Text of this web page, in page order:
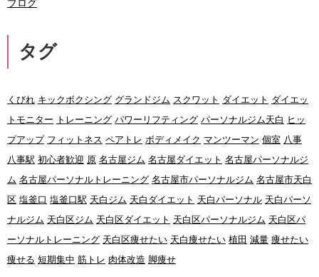
ブログ
タグ
くびれ キックボクシング グランドジム スクワット ダイエット ダイエッ
トモニター トレーニング パワーリフティング パーソナルジム天白 ヒッ
プアップ フィットネス ペアトレ ボディメイク マンツーマン 個室 八事
八事駅 初心者歓迎 原 名古屋ジム 名古屋ダイエット 名古屋パーソナルジ
ム 名古屋パーソナルトレーニング 名古屋市パーソナルジム 名古屋市天白
区 塩釜口 塩釜口駅 天白ジム 天白ダイエット 天白パーソナル 天白パーソ
ナルジム 天白区ジム 天白区ダイエット 天白区パーソナルジム 天白区パ
ーソナルトレーニング 天白区痩せたい 天白痩せたい 植田 減量 痩せたい
痩せる 短期集中 筋トレ 肉体改造 脚痩せ